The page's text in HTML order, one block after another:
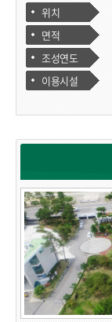
위치
면적
조성연도
이용시설